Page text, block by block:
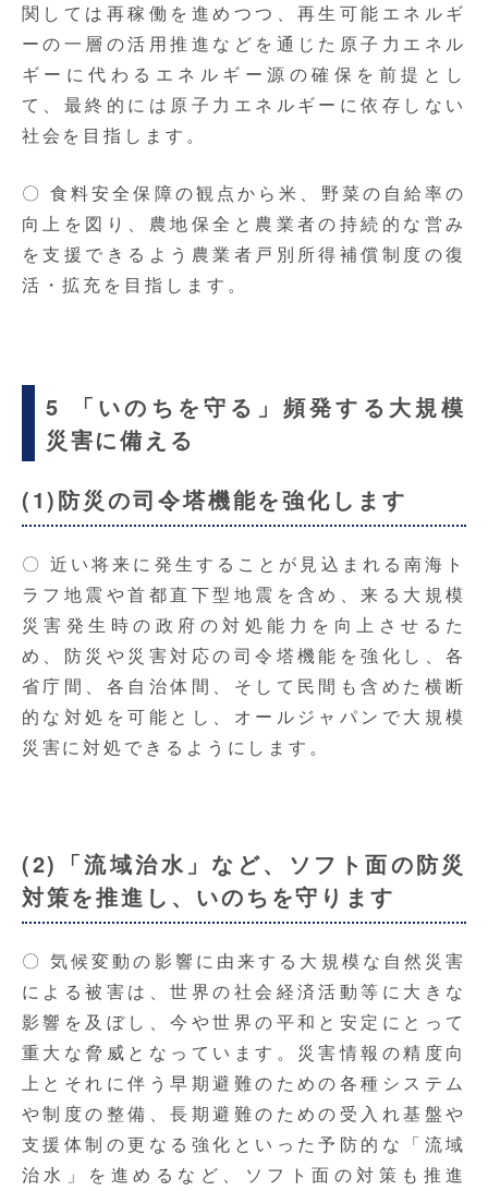
関しては再稼働を進めつつ、再生可能エネルギ
ーの一層の活用推進などを通じた原子力エネル
ギーに代わるエネルギー源の確保を前提とし
て、最終的には原子力エネルギーに依存しない
社会を目指します。
〇 食料安全保障の観点から米、野菜の自給率の
向上を図り、農地保全と農業者の持続的な営み
を支援できるよう農業者戸別所得補償制度の復
活・拡充を目指します。
5 「いのちを守る」頻発する大規模
災害に備える
(1)防災の司令塔機能を強化します
〇 近い将来に発生することが見込まれる南海ト
ラフ地震や首都直下型地震を含め、来る大規模
災害発生時の政府の対処能力を向上させるた
め、防災や災害対応の司令塔機能を強化し、各
省庁間、各自治体間、そして民間も含めた横断
的な対処を可能とし、オールジャパンで大規模
災害に対処できるようにします。
(2)「流域治水」など、ソフト面の防災
対策を推進し、いのちを守ります
〇 気候変動の影響に由来する大規模な自然災害
による被害は、世界の社会経済活動等に大きな
影響を及ぼし、今や世界の平和と安定にとって
重大な脅威となっています。災害情報の精度向
上とそれに伴う早期避難のための各種システム
や制度の整備、長期避難のための受入れ基盤や
支援体制の更なる強化といった予防的な「流域
治水」を進めるなど、ソフト面の対策も推進